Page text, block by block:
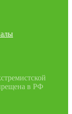
в РФ